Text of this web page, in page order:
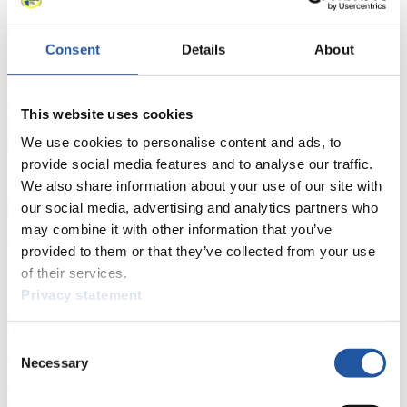
Consent Details About
This website uses cookies
We use cookies to personalise content and ads, to
provide social media features and to analyse our traffic.
We also share information about your use of our site with
our social media, advertising and analytics partners who
may combine it with other information that you’ve
provided to them or that they’ve collected from your use
of their services.
Privacy statement
Selection
Necessary
FIL LIVE TV
Live StreamingKunstbahnRodelnLive Streaming Alpin
Ergebnis-Live-Ticker Kunstbahn
Naturbahn
Zielgruppen Anzeigen
Für Presse- und Medienvertreter
Hier finden Sie Informationen für Presse- und Medienvertreter. Sie
haben Zugriff auf Athletenbiographien und Informationen zu
Wettkämpfen. Außerdem können Sie Ihre Medienakkreditierung
allgemeine Neuigkeiten einholen.